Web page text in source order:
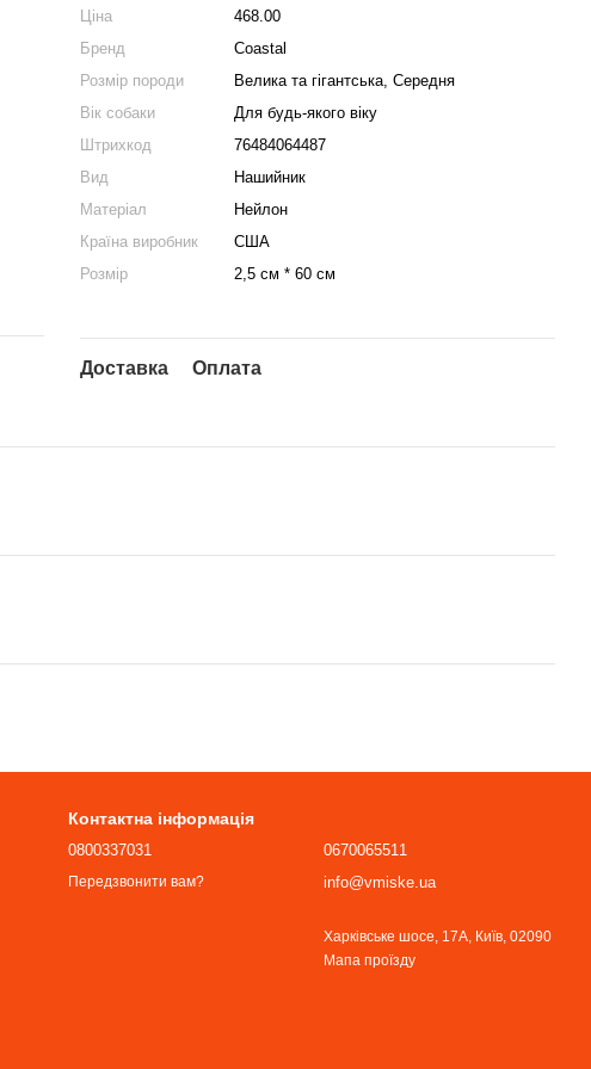
Ціна
468.00
Бренд
Coastal
Розмір породи
Велика та гігантська, Середня
Вік собаки
Для будь-якого віку
Штрихкод
76484064487
Вид
Нашийник
Матеріал
Нейлон
Країна виробник
США
Розмір
2,5 см * 60 см
Доставка Оплата
Контактна інформація
0800337031
Передзвонити вам?
0670065511
info@vmiske.ua
Харківське шосе, 17А, Київ, 02090
Мапа проїзду